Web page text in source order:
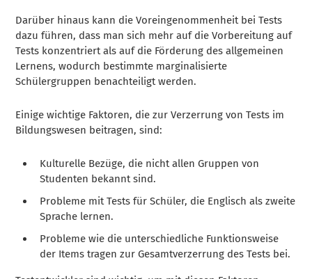
Darüber hinaus kann die Voreingenommenheit bei Tests
dazu führen, dass man sich mehr auf die Vorbereitung auf
Tests konzentriert als auf die Förderung des allgemeinen
Lernens, wodurch bestimmte marginalisierte
Schülergruppen benachteiligt werden.
Einige wichtige Faktoren, die zur Verzerrung von Tests im
Bildungswesen beitragen, sind:
Kulturelle Bezüge, die nicht allen Gruppen von
Studenten bekannt sind.
Probleme mit Tests für Schüler, die Englisch als zweite
Sprache lernen.
Probleme wie die unterschiedliche Funktionsweise
der Items tragen zur Gesamtverzerrung des Tests bei.